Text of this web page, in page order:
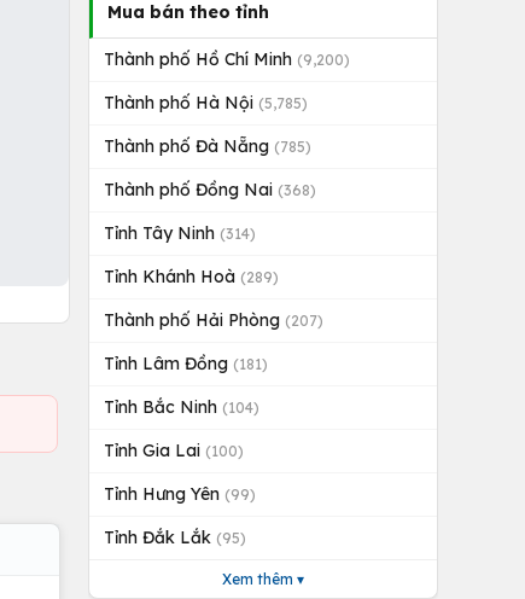
Mua bán theo tỉnh
Thành phố Hồ Chí Minh (9,200)
Thành phố Hà Nội (5,785)
Thành phố Đà Nẵng (785)
Thành phố Đồng Nai (368)
Tỉnh Tây Ninh (314)
Tỉnh Khánh Hoà (289)
Thành phố Hải Phòng (207)
Tỉnh Lâm Đồng (181)
Tỉnh Bắc Ninh (104)
Tỉnh Gia Lai (100)
Tỉnh Hưng Yên (99)
Tỉnh Đắk Lắk (95)
Xem thêm ▾